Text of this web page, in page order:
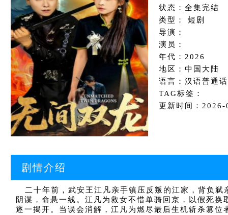
状态：全集完结
类型： 短剧
导演：
演员：
年代：2026
地区：中国大陆
语言：汉语普通话
TAG标签：
更新时间：
剧情介绍
二十年前，武安王江凡亲手镇压反叛的江家，背负弑
阴谋，命悬一线。江凡为救女不惜单骑回京，以假死
逐一揭开。当误会消解，江凡为燃尽最后生机斩杀篡